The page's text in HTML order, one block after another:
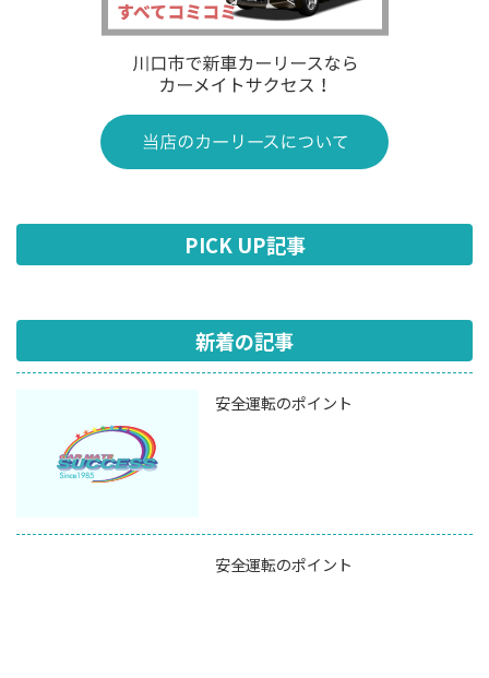
PICK UP記事
新着の記事
安全運転のポイント
安全運転のポイント